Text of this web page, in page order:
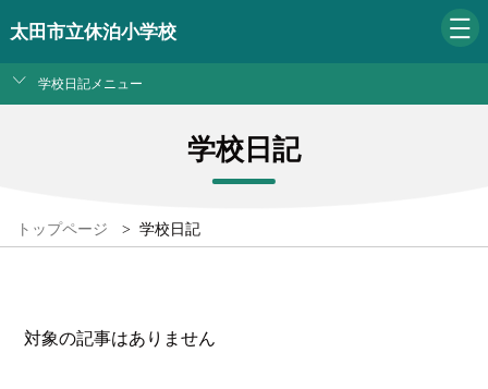
太田市立休泊小学校
学校日記メニュー
学校日記
トップページ > 学校日記
対象の記事はありません